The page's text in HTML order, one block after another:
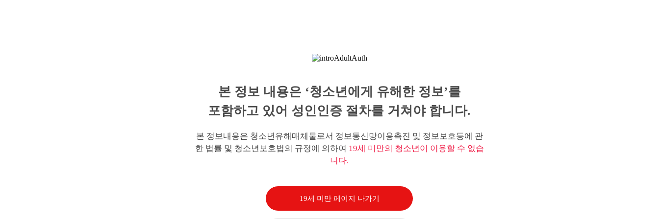
본 정보 내용은 ‘청소년에게 유해한 정보’를
포함하고 있어 성인인증 절차를 거쳐야 합니다.
본 정보내용은 청소년유해매체물로서 정보통신망이용촉진 및 정보보호등에 관
한 법률 및 청소년보호법의 규정에 의하여 19세 미만의 청소년이 이용할 수 없습
니다.
19세 미만 페이지 나가기